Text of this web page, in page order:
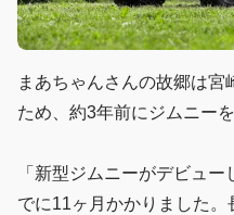
まあちゃんさんの故郷は宮
ため、約3年前にジムニー
「新型ジムニーがデビュ
でに11ヶ月かかりました。